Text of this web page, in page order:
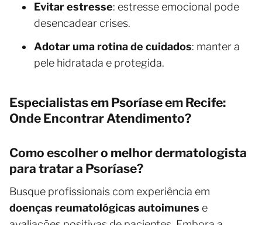
Evitar estresse: estresse emocional pode
desencadear crises.
Adotar uma rotina de cuidados: manter a
pele hidratada e protegida.
Especialistas em Psoríase em Recife:
Onde Encontrar Atendimento?
Como escolher o melhor dermatologista
para tratar a Psoríase?
Busque profissionais com experiência em
doenças reumatológicas autoimunes e